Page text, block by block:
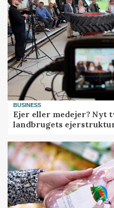
BUSINESS
Ejer eller medejer?
landbrugets